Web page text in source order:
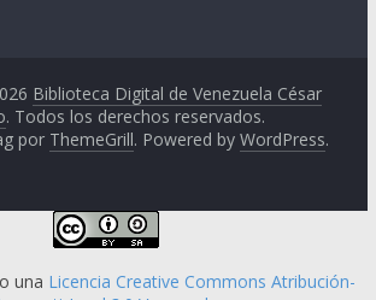
Biblioteca Digital de Venezuela César
. Todos los derechos reservados.
por ThemeGrill. Powered byWordPress.
una Licencia Creative Commons Atribución-